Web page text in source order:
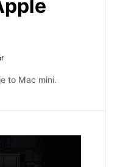
to Mac mini.